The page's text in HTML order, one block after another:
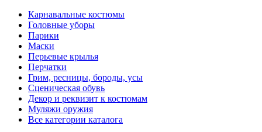
Карнавальные костюмы
Головные уборы
Парики
Маски
Перьевые крылья
Перчатки
Грим, ресницы, бороды, усы
Сценическая обувь
Декор и реквизит к костюмам
Муляжи оружия
Все категории каталога